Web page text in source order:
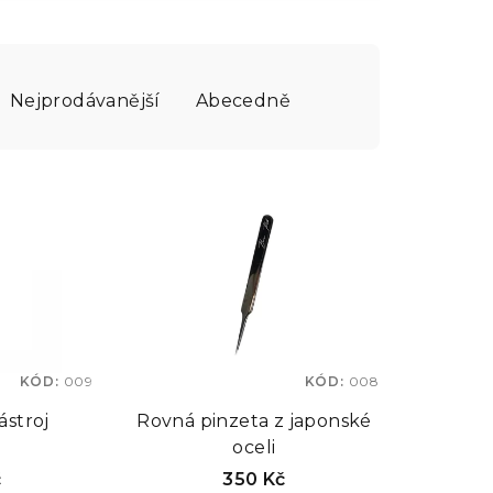
Nejprodávanější Abecedně
KÓD: 009
Rovná pinzeta z japonské
oceli
350 Kč
KÓD: 008